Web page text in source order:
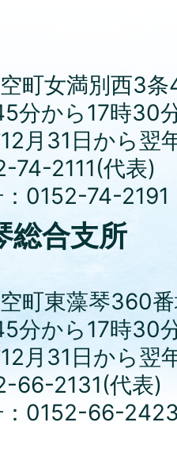
町女満別西3条
分から17時30
12月31日から
74-2111(代表)
0152-74-2191
総合支所
町東藻琴360
分から17時30
12月31日から
66-2131(代表)
：0152-66-